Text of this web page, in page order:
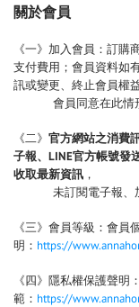
關於會員
《一》加入會員：訂
支付費用；會員資料如
訊或變更、終止會員權
會員同意在此情形
《二》 官方網站之消費
子報、LINE官方帳號發
收取最新資訊 ，
未訂閱電子報、加
《三》會員等級：會
明： https://
《四》隱私權保護聲
範： https://